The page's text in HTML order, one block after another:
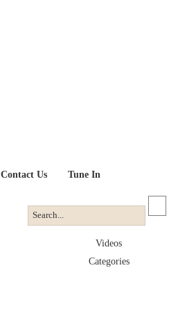
Contact Us Tune In
Videos
Categories